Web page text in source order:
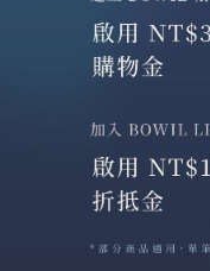
配送實際狀況為主
配送方式:以7-11門市為
，或是來信詢問
流程或已出貨，恕無法
產品保固/售後服務